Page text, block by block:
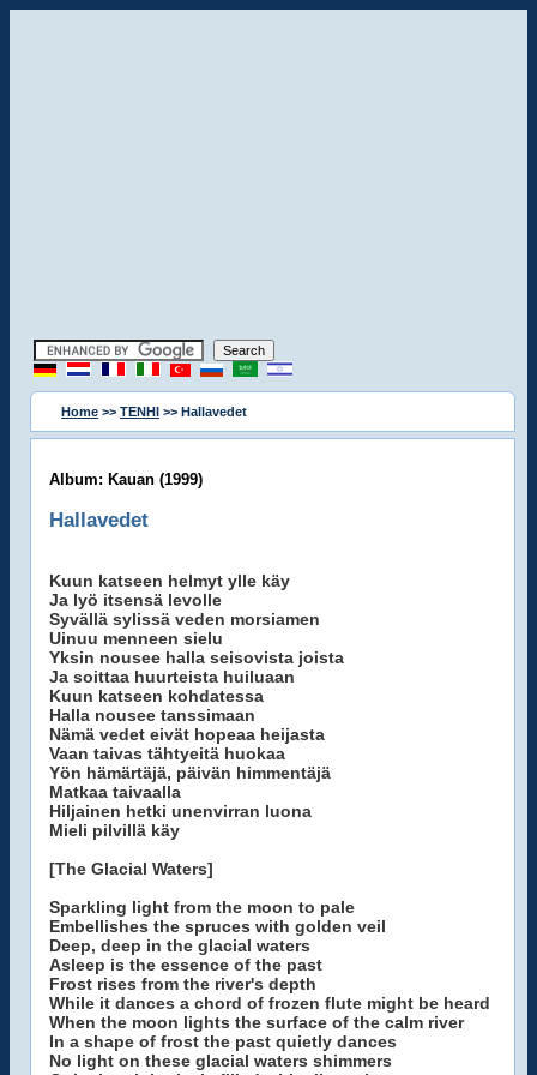
Home >> TENHI >> Hallavedet
Album: Kauan (1999)
Hallavedet
Kuun katseen helmyt ylle käy
Ja lyö itsensä levolle
Syvällä sylissä veden morsiamen
Uinuu menneen sielu
Yksin nousee halla seisovista joista
Ja soittaa huurteista huiluaan
Kuun katseen kohdatessa
Halla nousee tanssimaan
Nämä vedet eivät hopeaa heijasta
Vaan taivas tähtyeitä huokaa
Yön hämärtäjä, päivän himmentäjä
Matkaa taivaalla
Hiljainen hetki unenvirran luona
Mieli pilvillä käy
[The Glacial Waters]
Sparkling light from the moon to pale
Embellishes the spruces with golden veil
Deep, deep in the glacial waters
Asleep is the essence of the past
Frost rises from the river's depth
While it dances a chord of frozen flute might be heard
When the moon lights the surface of the calm river
In a shape of frost the past quietly dances
No light on these glacial waters shimmers